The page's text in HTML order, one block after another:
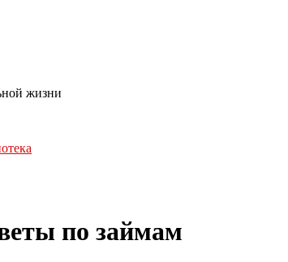
жизни
по займам